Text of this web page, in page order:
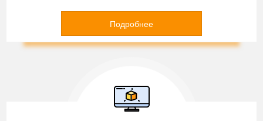
Подробнее